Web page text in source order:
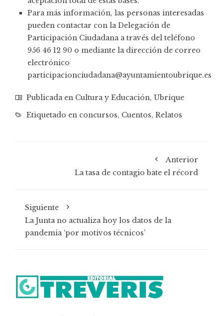
Para más información, las personas interesadas
pueden contactar con la Delegación de
Participación Ciudadana a través del teléfono
956 46 12 90 o mediante la dirección de correo
electrónico
participacionciudadana@ayuntamientoubrique.es
Publicada en Cultura y Educación, Ubrique
Etiquetado en concursos, Cuentos, Relatos
Anterior
La tasa de contagio bate el récord
Siguiente
La Junta no actualiza hoy los datos de la
pandemia ‘por motivos técnicos’